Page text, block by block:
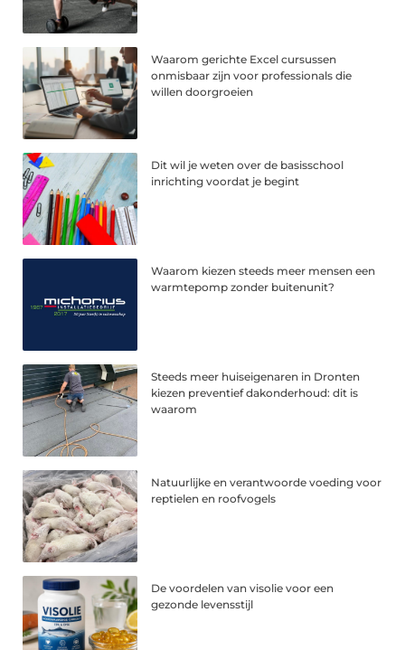
Waarom gerichte Excel cursussen
onmisbaar zijn voor professionals die
willen doorgroeien
Dit wil je weten over de basisschool
inrichting voordat je begint
Waarom kiezen steeds meer mensen een
warmtepomp zonder buitenunit?
Steeds meer huiseigenaren in Dronten
kiezen preventief dakonderhoud: dit is
waarom
Natuurlijke en verantwoorde voeding voor
reptielen en roofvogels
De voordelen van visolie voor een
gezonde levensstijl